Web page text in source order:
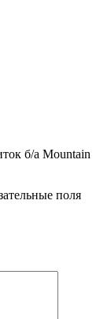
б/а Mountain
поля